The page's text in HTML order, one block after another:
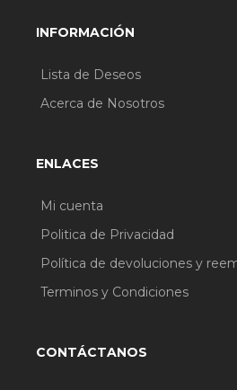
INFORMACIÓN
Lista de Deseos
Acerca de Nosotros
ENLACES
Mi cuenta
Politica de Privacidad
Política de devoluciones y
Terminos y Condiciones
CONTÁCTANOS